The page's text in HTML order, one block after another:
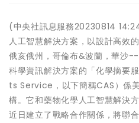
(中央社訊息服務20230814
人工智慧解決方案，以設計高效
俄亥俄州，哥倫布&波蘭，華
科學資訊解決方案的「化學摘
ts Service，以下簡稱CAS）係
構。它和藥物化學人工智慧解決
近日建立了戰略合作關係，將聯